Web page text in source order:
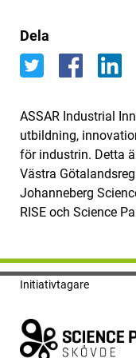
Dela
ASSAR Industrial
utbildning,
för industrin. Detta
Västra
Johanneberg
RISE och Science
Initiativtagare